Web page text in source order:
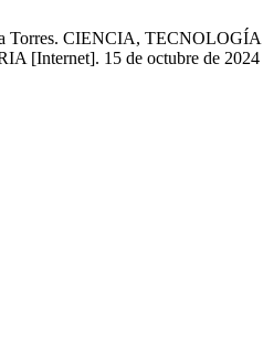
Torres. CIENCIA,
15 de octubre de 2024